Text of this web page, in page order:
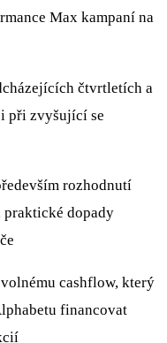
Max kampaní na
čtvrtletích a
při zvyšující se
rozhodnutí
praktické dopady
cashflow, který
financovat